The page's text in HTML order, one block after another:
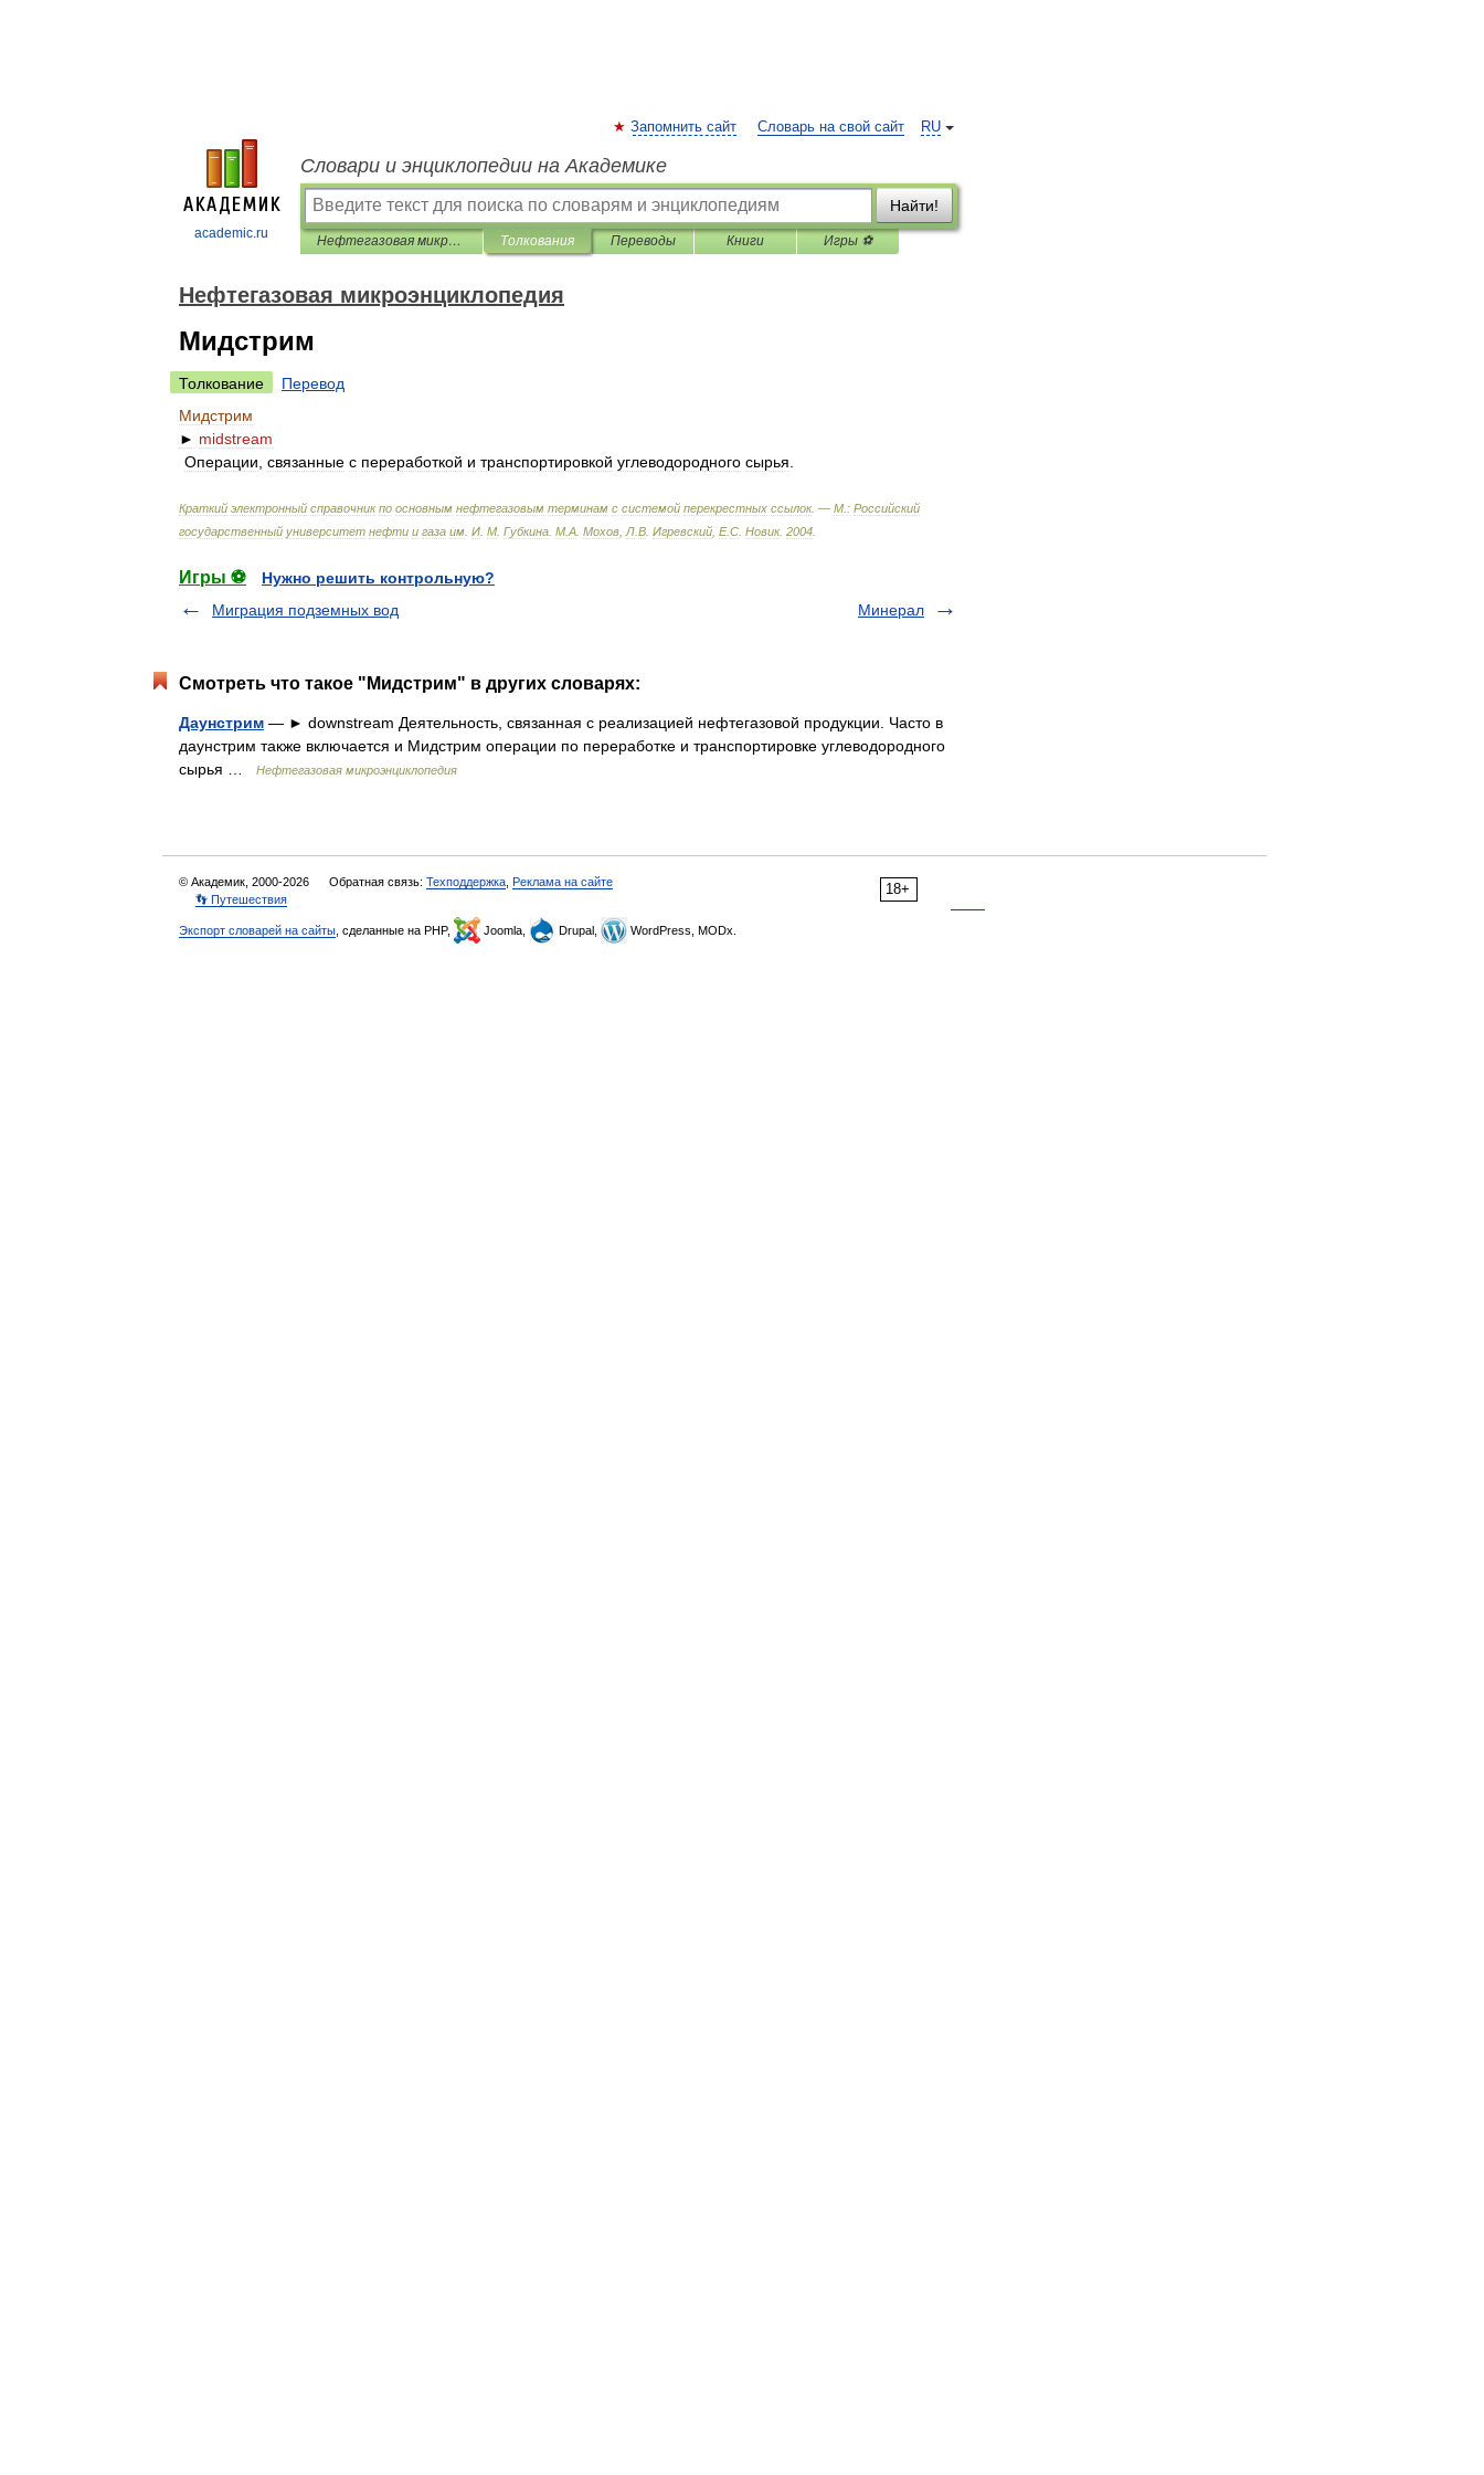
academic.ru
RU
Запомнить сайт Словарь на свой сайт
Словари и энциклопедии на Академике
Найти!
Нефтегазовая микроэнциклопедия Толкования Переводы Книги Игры ⚽
Нефтегазовая микроэнциклопедия
Мидстрим
Толкование
Перевод
Мидстрим
► midstream
Операции связанные с переработкой и транспортировкой углеводородного сырья
Краткий электронный справочник по основным нефтегазовым терминам с системой перекрестных ссылок. — М : Российский
государственный университет нефти и газа им И М Губкина М А Мохов Л В Игревский Е.С Новик. 2004
Игры ⚽
Нужно решить контрольную?
Миграция подземных вод
Минерал
Смотреть что такое "Мидстрим" в других словарях:
Даунстрим — ► downstream Деятельность, связанная с реализацией нефтегазовой продукции. Часто в
даунстрим также включается и Мидстрим операции по переработке и транспортировке углеводородного
сырья …
Нефтегазовая микроэнциклопедия
18+
© Академик, 2000-2026 Обратная связь: Техподдержка Реклама на сайте
👣 Путешествия
Экспорт словарей на сайты , сделанные на PHP, Joomla, Drupal, WordPress, MODx.